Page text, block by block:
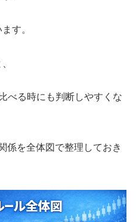
す。
べる時にも判断しやすくな
係を全体図で整理しておき